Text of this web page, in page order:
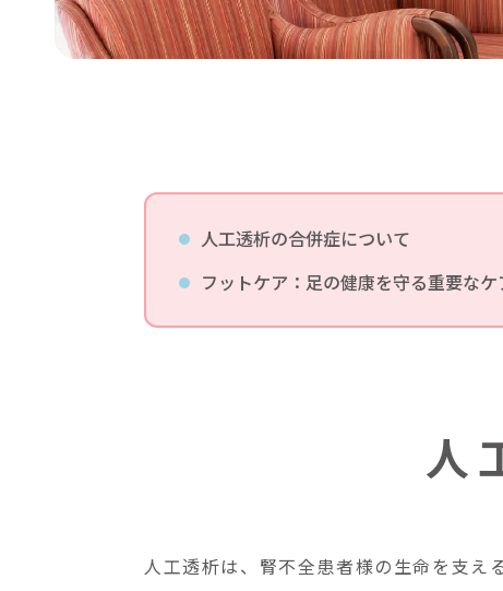
人工透析の合併症について
フットケア：足の健康を守る重要なケ
人
人工透析は、腎不全患者様の生命を支え